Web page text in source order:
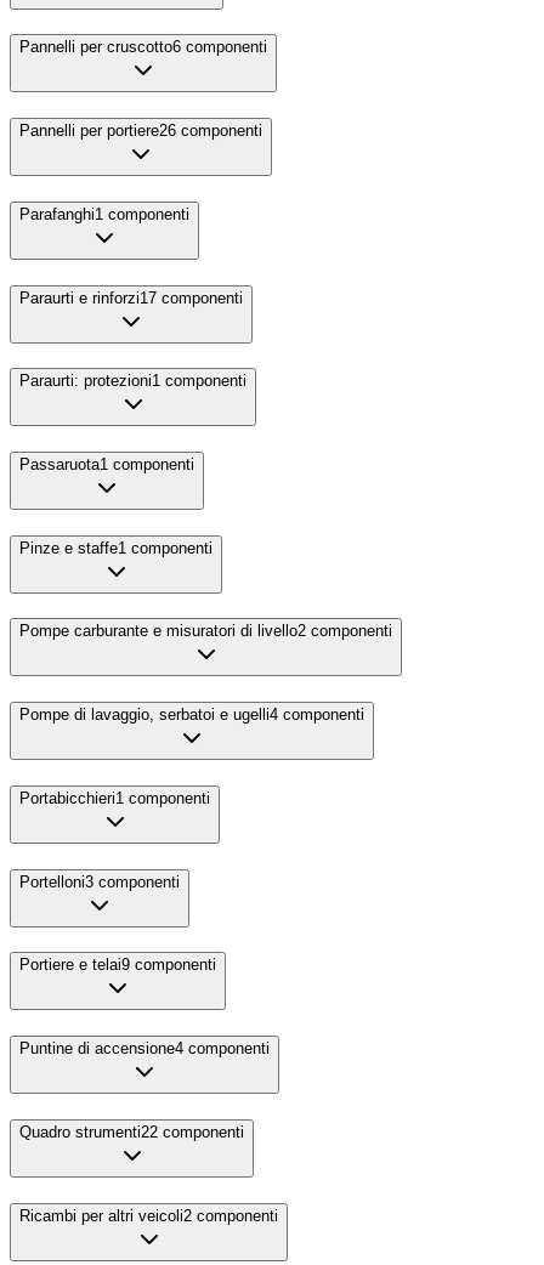
Pannelli per cruscotto6 componenti
Pannelli per portiere26 componenti
Parafanghi1 componenti
Paraurti e rinforzi17 componenti
Paraurti: protezioni1 componenti
Passaruota1 componenti
Pinze e staffe1 componenti
Pompe carburante e misuratori di livello2 componenti
Pompe di lavaggio, serbatoi e ugelli4 componenti
Portabicchieri1 componenti
Portelloni3 componenti
Portiere e telai9 componenti
Puntine di accensione4 componenti
Quadro strumenti22 componenti
Ricambi per altri veicoli2 componenti